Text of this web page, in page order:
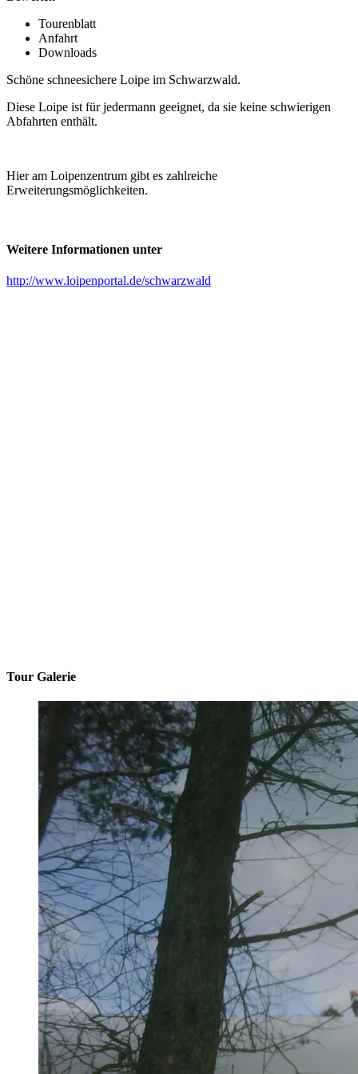
Tourenblatt
Anfahrt
Downloads
Schöne schneesichere Loipe im Schwarzwald.
Diese Loipe ist für jedermann geeignet, da sie keine schwierigen
Abfahrten enthält.
Hier am Loipenzentrum gibt es zahlreiche
Erweiterungsmöglichkeiten.
Weitere Informationen unter
http://www.loipenportal.de/schwarzwald
Tour Galerie